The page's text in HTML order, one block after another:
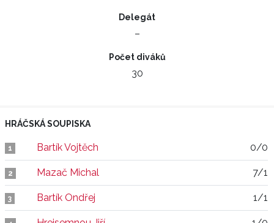
Delegát
–
Počet diváků
30
HRÁČSKÁ SOUPISKA
1 Bartík Vojtěch 0/0
2 Mazač Michal 7/1
3 Bartík Ondřej 1/1